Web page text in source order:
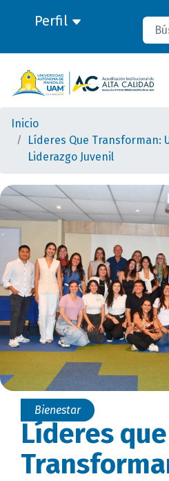
Perfil
Inicio
Líderes Que Transforman:
Liderazgo Juvenil
Bienestar
Líderes que